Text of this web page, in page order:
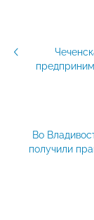
Во
получили